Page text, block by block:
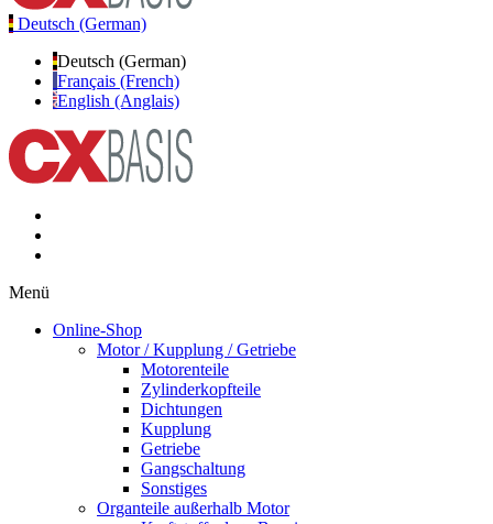
Deutsch (German)
Deutsch (German)
Français (French)
English (Anglais)
Menü
Online-Shop
Motor / Kupplung / Getriebe
Motorenteile
Zylinderkopfteile
Dichtungen
Kupplung
Getriebe
Gangschaltung
Sonstiges
Organteile außerhalb Motor